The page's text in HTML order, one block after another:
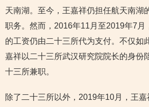
天南湖。至今，王嘉祥仍担任航天南湖
职务。然而，2016年11月至2019年7月
的工资仍由二十三所代为支付。不仅如
嘉祥以二十三所武汉研究院院长的身份
十三所兼职。
除了二十三所以外，2019年10月，王